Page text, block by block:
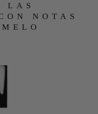
LAS
NOTAS